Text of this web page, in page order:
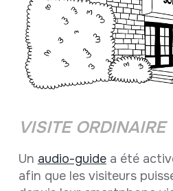
VISITE ORDINAIRE
Un audio-guidea été
afin que les visiteurs